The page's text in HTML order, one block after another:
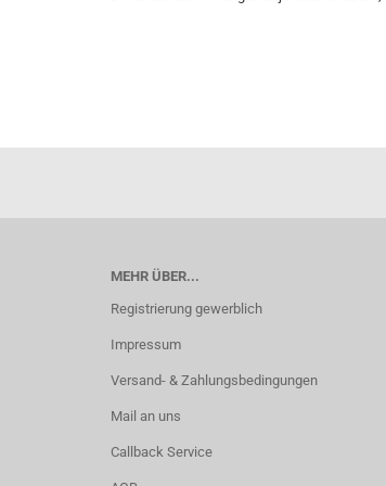
MEHR ÜBER...
Registrierung gewerblich
Impressum
Versand- & Zahlungsbedingungen
Mail an uns
Callback Service